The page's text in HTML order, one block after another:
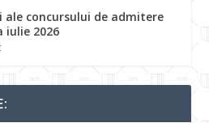
concursului de admitere
iulie 2026